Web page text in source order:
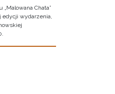
„Malowana Chata”
wydarzenia,